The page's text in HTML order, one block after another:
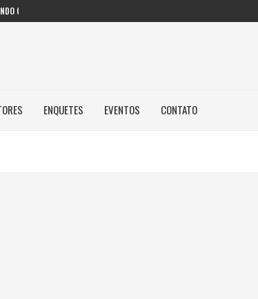
COM IA...
ENQUETES EVENTOS CONTATO